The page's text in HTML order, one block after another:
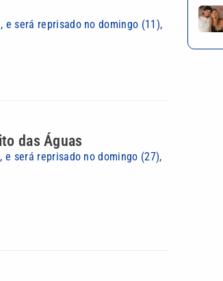
e será reprisado no domingo (11),
das Águas
será reprisado no domingo (27),